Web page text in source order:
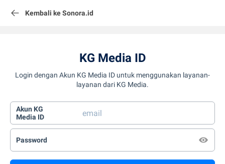
Kembali ke Sonora.id
KG Media ID
Login dengan Akun KG Media ID untuk menggunakan layanan-
layanan dari KG Media.
Akun KG
Media ID
Password